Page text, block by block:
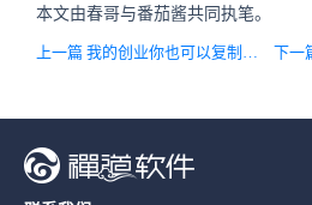
本文由春哥与番茄酱共同执笔。
上一篇 我的创业你也可以复制：创业合作伙伴应该找什么样的人？